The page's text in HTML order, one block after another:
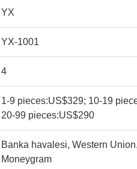
YX
YX-1001
4
1-9 pieces:US$329; 10-19
20-99 pieces:US$290
Banka havalesi, Western Union,
Moneygram